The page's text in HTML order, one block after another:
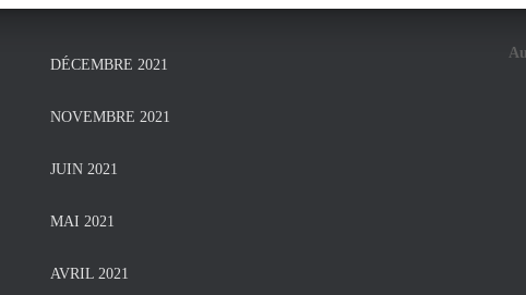
DÉCEMBRE 2021
NOVEMBRE 2021
JUIN 2021
MAI 2021
AVRIL 2021